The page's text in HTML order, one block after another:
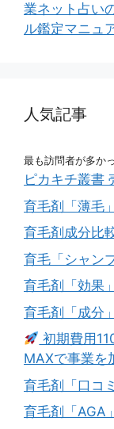
業ネット占い
ル鑑定マニュ
人気記事
最も訪問者が多か
ピカキチ叢書
育毛剤「薄毛
育毛剤成分比
育毛「シャン
育毛剤「効果
育毛剤「成分
初期費用
MAXで事業を
育毛剤「口コ
育毛剤「AGA